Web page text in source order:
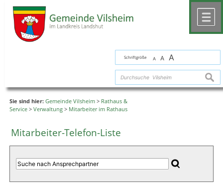
Schriftgröße A A A
Sie sind hier: Gemeinde Vilsheim > Rathaus &
Service > Verwaltung > Mitarbeiter im Rathaus
Mitarbeiter-Telefon-Liste